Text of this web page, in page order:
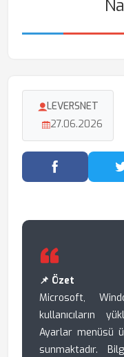
LEVERSNET
27.06.2026
📌 Özet
Microsoft,
kullanıcıların
Ayarlar menüsü
sunmaktadır.